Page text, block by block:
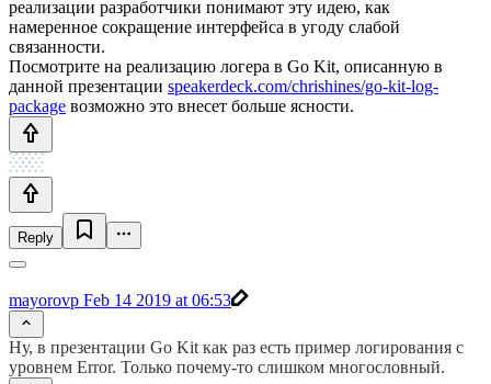
реализации разработчики понимают эту идею, как
намеренное сокращение интерфейса в угоду слабой
связанности.
Посмотрите на реализацию логера в Go Kit, описанную в
данной презентации speakerdeck.com/chrishines/go-kit-log-
package возможно это внесет больше ясности.
Reply
mayorovp Feb 14 2019 at 06:53
Ну, в презентации Go Kit как раз есть пример логирования с
уровнем Error. Только почему-то слишком многословный.